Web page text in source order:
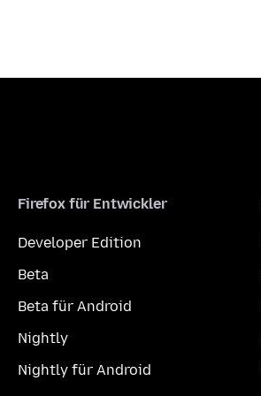
Firefox für Entwickler
Developer Edition
Beta
Beta für Android
Nightly
Nightly für Android